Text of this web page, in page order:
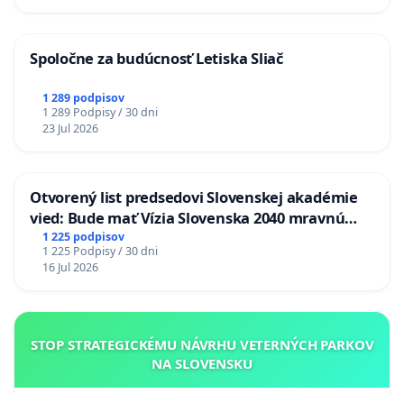
Spoločne za budúcnosť Letiska Sliač
1 289 podpisov
1 289 Podpisy / 30 dni
23 Jul 2026
Otvorený list predsedovi Slovenskej akadémie
vied: Bude mať Vízia Slovenska 2040 mravnú
chrbticu?
1 225 podpisov
1 225 Podpisy / 30 dni
16 Jul 2026
STOP STRATEGICKÉMU NÁVRHU VETERNÝCH PARKOV
NA SLOVENSKU